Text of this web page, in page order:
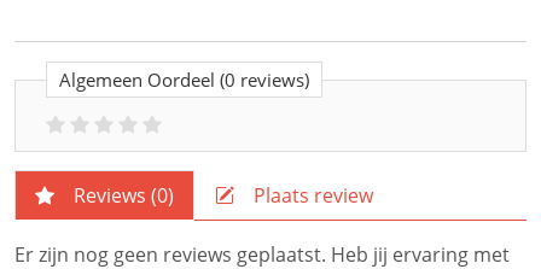
Algemeen Oordeel (0 reviews)
Reviews (0) Plaats review
Er zijn nog geen reviews geplaatst. Heb jij ervaring met